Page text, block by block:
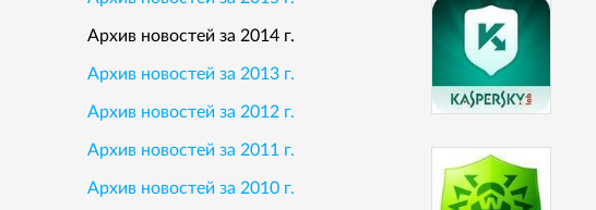
Архив новостей за 2014 г.
Архив новостей за 2013 г.
Архив новостей за 2012 г.
Архив новостей за 2011 г.
Архив новостей за 2010 г.